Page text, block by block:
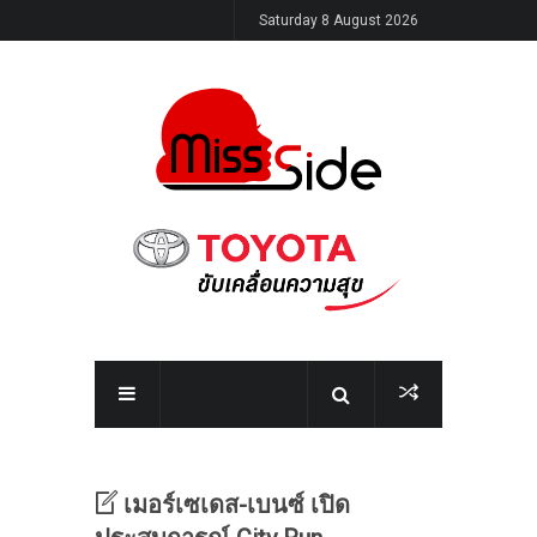
Saturday 8 August 2026
เมอร์เซเดส-เบนซ์ เปิด